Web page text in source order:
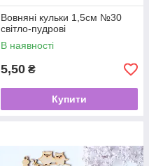
Вовняні кульки 1,5см №30
світло-пудрові
В наявності
5,50 ₴
Купити